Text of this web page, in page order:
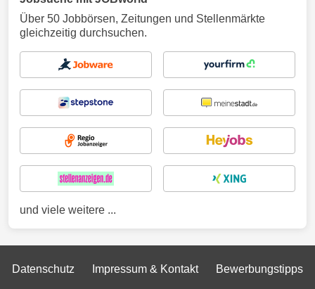
Über 50 Jobbörsen, Zeitungen und Stellenmärkte
gleichzeitig durchsuchen.
und viele weitere ...
Datenschutz Impressum & Kontakt Bewerbungstipps